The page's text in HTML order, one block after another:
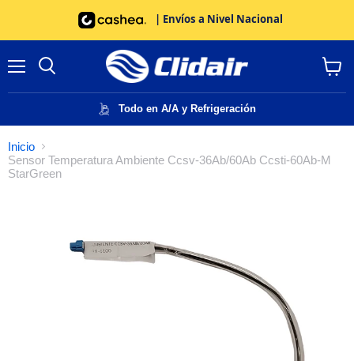
| Envíos a Nivel Nacional
Todo en A/A y Refrigeración
carrito
Inicio
Sensor Temperatura Ambiente Ccsv-36Ab/60Ab Ccsti-60Ab-M
StarGreen